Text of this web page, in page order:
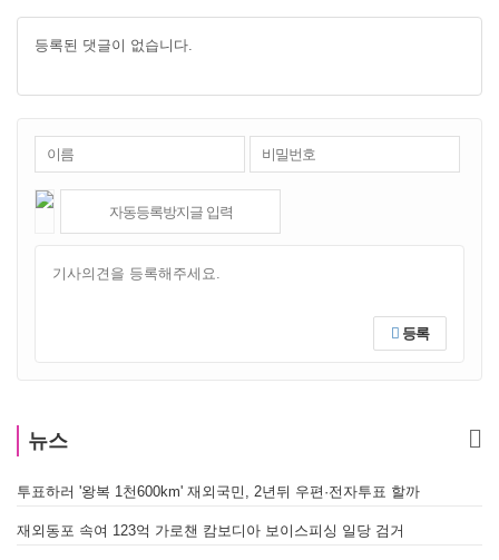
등록된 댓글이 없습니다.
등록
뉴스
투표하러 '왕복 1천600km' 재외국민, 2년뒤 우편·전자투표 할까
재외동포 속여 123억 가로챈 캄보디아 보이스피싱 일당 검거